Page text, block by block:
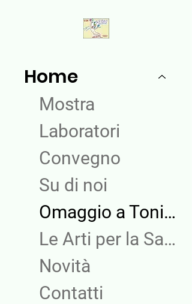
Home
Mostra
Laboratori
Convegno
Su di noi
Omaggio a Tonino Aspergo
Le Arti per la Salute
Novità
Contatti